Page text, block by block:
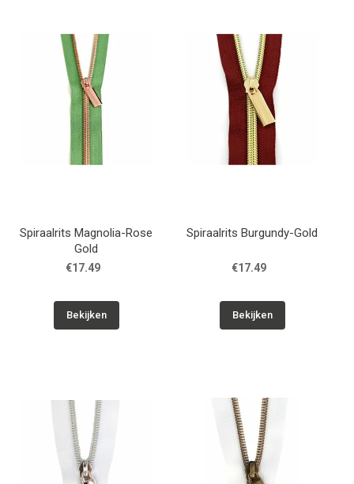
Spiraalrits Magnolia-Rose
Gold
€17.49
Bekijken
Spiraalrits Burgundy-Gold
€17.49
Bekijken